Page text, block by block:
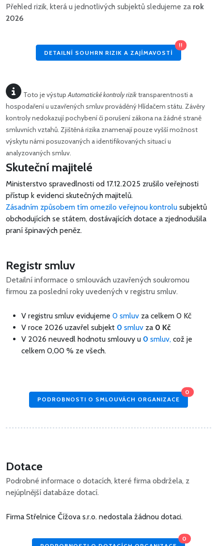
Přehled rizik, která u jednotlivých subjektů sledujeme za rok
2026
DETAILNÍ SOUHRN RIZIK A ZAJÍMAVOSTÍ
!!
Toto je výstupAutomatické kontroly riziktransparentnosti a
hospodaření u uzavřených smluv prováděný Hlídačem státu. Závěry
kontroly nedokazují pochybení či porušení zákona na žádné straně
smluvních vztahů. Zjištěná rizika znamenají pouze vyšší možnost
výskytu námi posuzovaných a identifikovaných situací u
analyzovaných smluv.
Skuteční majitelé
Ministerstvo spravedlnosti od 17.12.2025 zrušilo veřejnosti
přístup k evidenci skutečných majitelů.
Zásadním způsobem tím omezilo veřejnou kontrolu subjektů
obchodujících se státem, dostávajících dotace a zjednodušila
praní špinavých peněz.
Registr smluv
Detailní informace o smlouvách uzavřených soukromou
firmou za poslední roky uvedených v registru smluv.
V registru smluv evidujeme 0 smluv za celkem 0 Kč
V roce 2026 uzavřel subjekt 0 smluv za 0 Kč
V 2026 neuvedl hodnotu smlouvy u 0 smluv, což je
celkem 0,00 % ze všech.
PODROBNOSTI O SMLOUVÁCH ORGANIZACE
0
Dotace
Podrobné informace o dotacích, které firma obdržela, z
nejúplnější databáze dotací.
Firma Střelnice Čížova s.r.o. nedostala žádnou dotaci.
0